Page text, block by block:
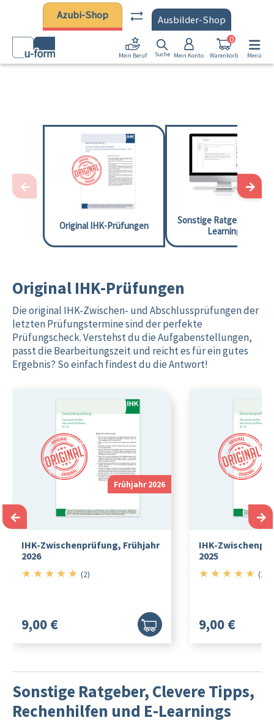
Zum Hauptinhalt springen
Azubi-Shop Ausbilder-Shop
Mein Beruf Suche Mein Konto Warenkorb
0
Menü
←
Original IHK-Prüfungen
Sonstige Ratgeber und
Learnings
→
Original IHK-Prüfungen
Die original IHK-Zwischen- und Abschlussprüfungen der
letzten Prüfungstermine sind der perfekte
Prüfungscheck. Verstehst du die Aufgabenstellungen,
passt die Bearbeitungszeit und reicht es für ein gutes
Ergebnis? So einfach findest du die Antwort!
Frühjahr 2026
IHK-Zwischenprüfung, Frühjahr
2026
★ ★ ★ ★ ★ 5/5
(2)
9,00 €
IHK-
2025
★ ★ ★ ★ ★ 5/5
(2)
9,00 €
← →
Sonstige Ratgeber, Clevere Tipps,
Rechenhilfen und E-Learnings